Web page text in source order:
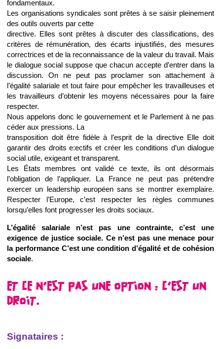
fondamentaux.
Les organisations syndicales sont prêtes à se saisir pleinement
des outils ouverts par cette
directive. Elles sont prêtes à discuter des classifications, des
critères de rémunération, des écarts injustifiés, des mesures
correctrices et de la reconnaissance de la valeur du travail. Mais
le dialogue social suppose que chacun accepte d’entrer dans la
discussion. On ne peut pas proclamer son attachement à
l’égalité salariale et tout faire pour empêcher les travailleuses et
les travailleurs d’obtenir les moyens nécessaires pour la faire
respecter.
Nous appelons donc le gouvernement et le Parlement à ne pas
céder aux pressions. La
transposition doit être fidèle à l’esprit de la directive Elle doit
garantir des droits e:ectifs et créer les conditions d’un dialogue
social utile, exigeant et transparent.
Les États membres ont validé ce texte, ils ont désormais
l’obligation de l’appliquer. La France ne peut pas prétendre
exercer un leadership européen sans se montrer exemplaire.
Respecter l’Europe, c’est respecter les règles communes
lorsqu’elles font progresser les droits sociaux.
L’égalité salariale n’est pas une contrainte, c’est une
exigence de justice sociale. Ce n’est pas une menace pour
la performance C’est une condition d’égalité et de cohésion
sociale.
ET CE N’EST PAS UNE OPTION : C’EST UN
DROIT.
Signataires :